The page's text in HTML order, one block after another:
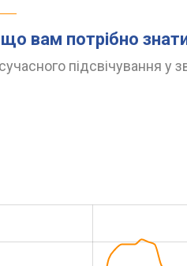
вам потрібно
підсвічування у